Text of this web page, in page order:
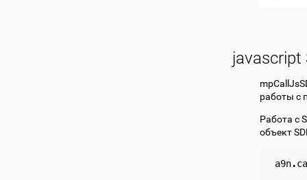
javascript
работы с
Работа с
объект
a9n.